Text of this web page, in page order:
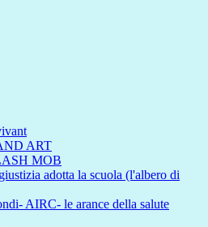
ART
MOB
adotta la scuola (l'albero di
AIRC- le arance della salute